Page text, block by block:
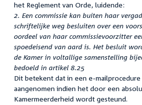
het Reglement van Orde, luidende:
2. Een commissie kan buiten haar
schriftelijke weg besluiten over een
oordeel van haar commissievoorzitter
spoedeisend van aard is. Het besluit
de Kamer in voltallige samenstelling
bedoeld in artikel 8.25
Dit betekent dat in een e-
aangenomen indien het door een
Kamermeerderheid wordt gesteund.